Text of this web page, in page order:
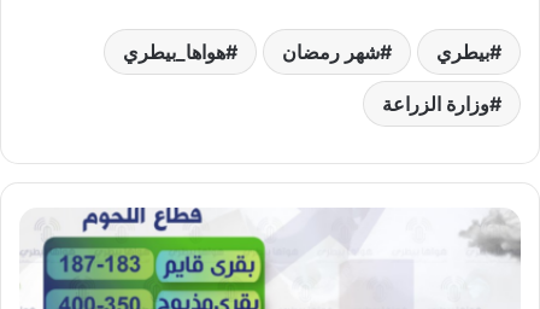
بيطري شهر رمضان هواها_بيطري
وزارة الزراعة
بورصة
«هواها